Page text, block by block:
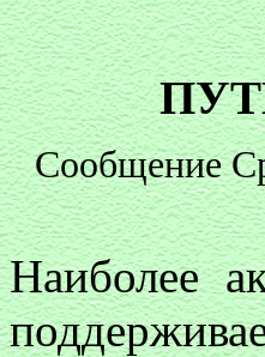
Сообщение
Наиболее